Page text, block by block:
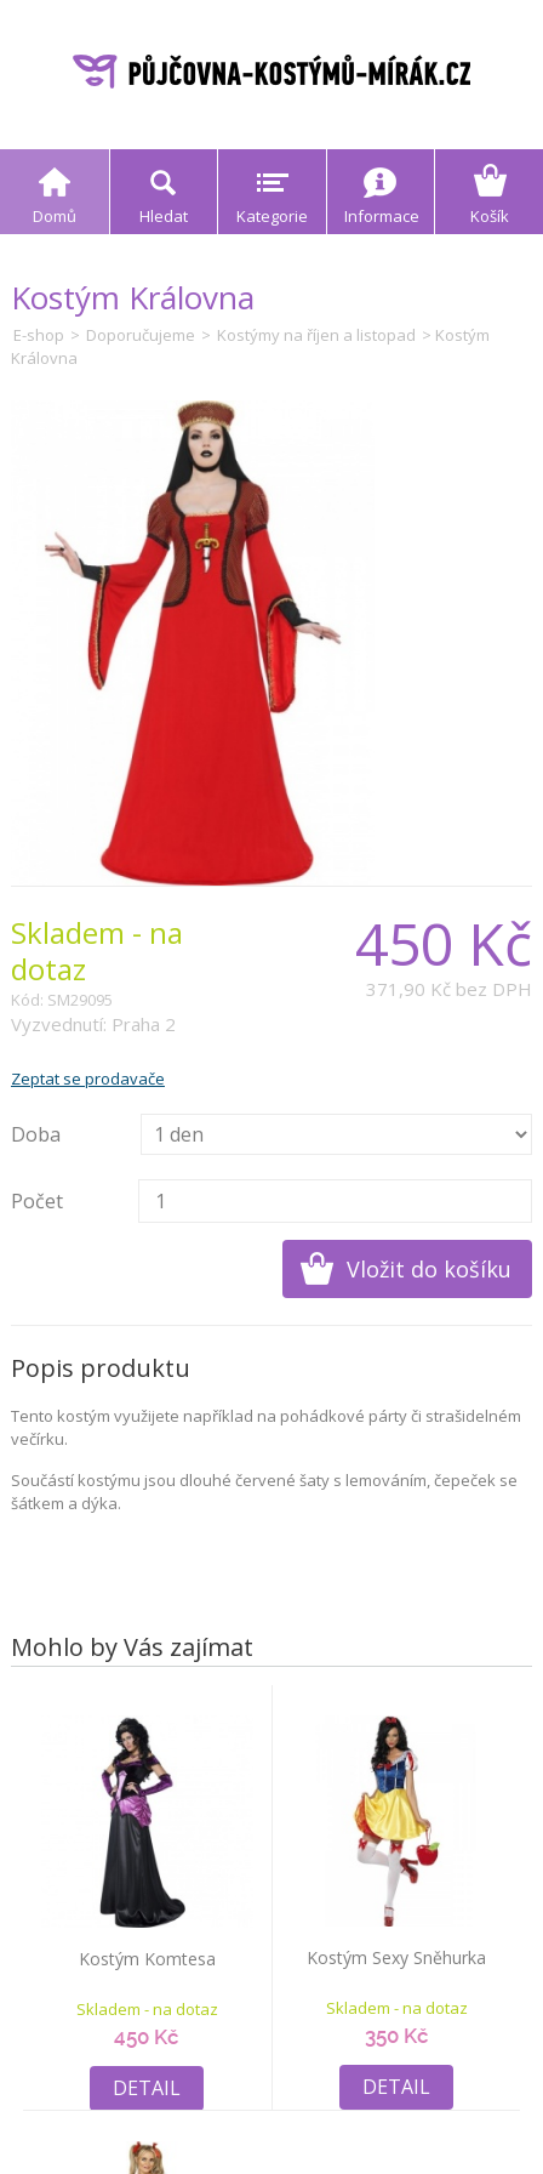
Domů Hledat Kategorie Informace Košík
Kostým Královna
E-shop > Doporučujeme > Kostýmy na říjen a listopad > Kostým
Královna
450 Kč
371,90 Kč bez DPH
Skladem - na
dotaz
Kód: SM29095
Vyzvednutí: Praha 2
Zeptat se prodavače
Doba
Počet
Popis produktu
Tento kostým využijete například na pohádkové párty či strašidelném
večírku.
Součástí kostýmu jsou dlouhé červené šaty s lemováním, čepeček se
šátkem a dýka.
Mohlo by Vás zajímat
Kostým Komtesa
Skladem - na dotaz
450 Kč
DETAIL
Kostým Sexy Sněhurka
Skladem - na dotaz
350 Kč
DETAIL